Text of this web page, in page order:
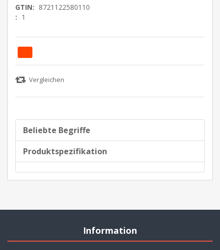
GTIN: 8721122580110
: 1
Beliebte Begriffe
Produktspezifikation
Information